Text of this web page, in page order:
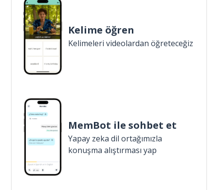
Kelime öğren
Kelimeleri videolardan öğreteceğiz
MemBot ile sohbet et
Yapay zeka dil ortağımızla
konuşma alıştırması yap